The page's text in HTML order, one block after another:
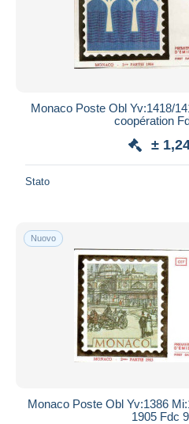
Monaco Poste Obl Yv:1418/
coopération
±
Stato
Nuovo
Monaco Poste Obl Yv:1386
1905 Fdc